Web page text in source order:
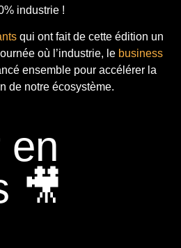
industrie !
qui ont fait de cette édition un
où l’industrie, le business
ensemble pour accélérer la
de notre écosystème.
en
🎥